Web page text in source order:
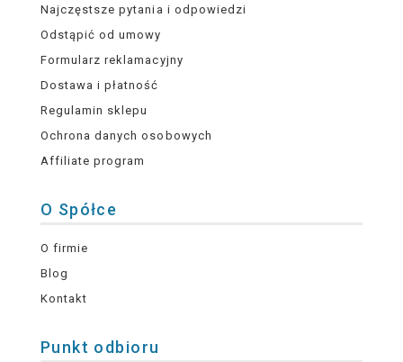
Najczęstsze pytania i odpowiedzi
Odstąpić od umowy
Formularz reklamacyjny
Dostawa i płatność
Regulamin sklepu
Ochrona danych osobowych
Affiliate program
O Spółce
O firmie
Blog
Kontakt
Punkt odbioru